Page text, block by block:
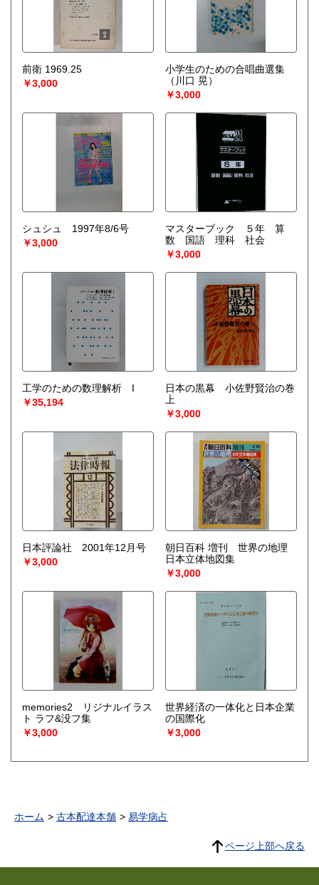
前衛 1969.25
￥3,000
小学生のための合唱曲選集
（川口 晃）
￥3,000
シュシュ 1997年8/6号
￥3,000
マスターブック ５年 算
数 国語 理科 社会
￥3,000
工学のための数理解析 I
￥35,194
日本の黒幕 小佐野賢治の巻
上
￥3,000
日本評論社 2001年12月号
￥3,000
朝日百科 増刊 世界の地理
日本立体地図集
￥3,000
memories2 リジナルイラス
ト ラフ&没フ集
￥3,000
世界経済の一体化と日本企業
の国際化
￥3,000
ホーム 古本配達本舗 易学病占
ページ上部へ戻る